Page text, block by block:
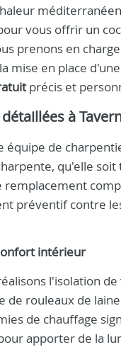
vous offrir un
prenons en
mise en place d'une
précis et
à
équipe de
qu'elle
préventif contre
intérieur
l'isolation
de rouleaux de
de chauffage
apporter de la